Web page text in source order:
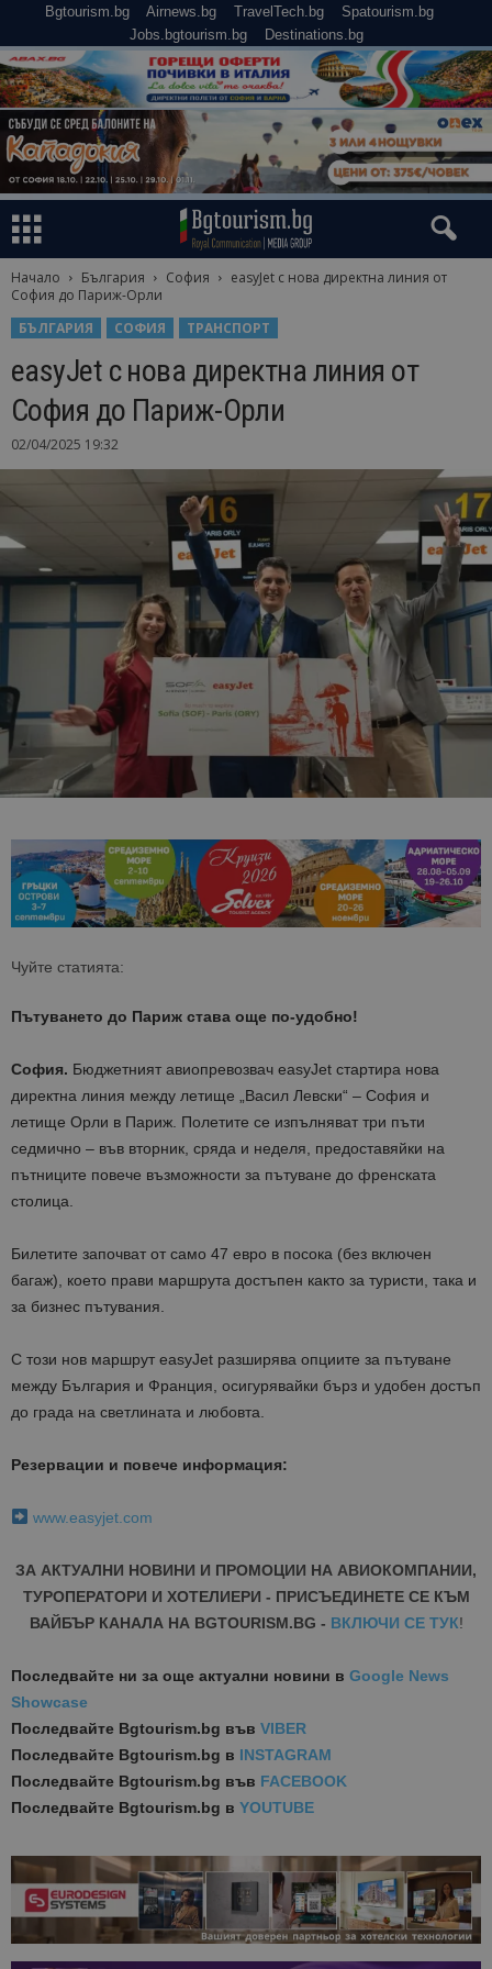
Bgtourism.bg Airnews.bg TravelTech.bg
Spatourism.bg
Jobs.bgtourism.bg
Destinations.bg
Начало България София
easyJet с нова директна линия от
София до Париж-Орли
БЪЛГАРИЯ
СОФИЯ ТРАНСПОРТ
easyJet с нова директна линия от
София до Париж-Орли
02/04/2025 19:32
Чуйте статията:
Пътуването до Париж става още по-удобно!
София. Бюджетният авиопревозвач easyJet стартира нова
директна линия между летище „Васил Левски“ – София и
летище Орли в Париж. Полетите се изпълняват три пъти
седмично – във вторник, сряда и неделя , предоставяйки на
пътниците повече възможности за пътуване до френската
столица.
Билетите започват от само 47 евро в посока (без включен
багаж), което прави маршрута достъпен както за туристи, така и
за бизнес пътувания.
С този нов маршрут easyJet разширява опциите за пътуване
между България и Франция, осигурявайки бърз и удобен достъп
до града на светлината и любовта
Резервации и повече информация:
www.easyjet.com
ЗА АКТУАЛНИ НОВИНИ И ПРОМОЦИИ НА АВИОКОМПАНИИ,
ТУРОПЕРАТОРИ И ХОТЕЛИЕРИ - ПРИСЪЕДИНЕТЕ СЕ КЪМ
ВАЙБЪР КАНАЛА НА BGTOURISM.BG - ВКЛЮЧИ СЕ ТУК!
Последвайте ни за още актуални новини в Google News
Showcase
Последвайте Bgtourism.bg във VIBER
Последвайте Bgtourism.bg в INSTAGRAM
Последвайте Bgtourism.bg във FACEBOOK
Последвайте Bgtourism.bg в YOUTUBE